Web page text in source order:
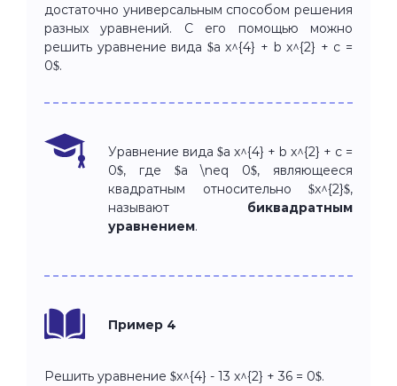
достаточно универсальным способом решения
разных уравнений. С его помощью можно
решить уравнение вида $a x^{4} + b x^{2} + c =
0$.
Уравнение вида $a x^{4} + b x^{2} + c =
0$, где $a \neq 0$, являющееся
квадратным относительно $x^{2}$,
называют биквадратным
уравнением.
Пример 4
Решить уравнение $x^{4} - 13 x^{2} + 36 = 0$.